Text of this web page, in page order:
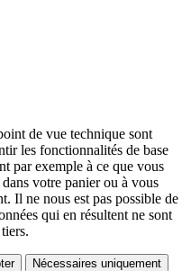
de vue technique sont
les fonctionnalités de base
par exemple à ce que vous
votre panier ou à vous
Il ne nous est pas possible de
qui en résultent ne sont
Nécessaires uniquement